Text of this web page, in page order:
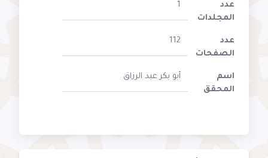
عدد
المجلدات
1
عدد
الصفحات
112
اسم
المحقق
أبو بكر عبد الرزاق